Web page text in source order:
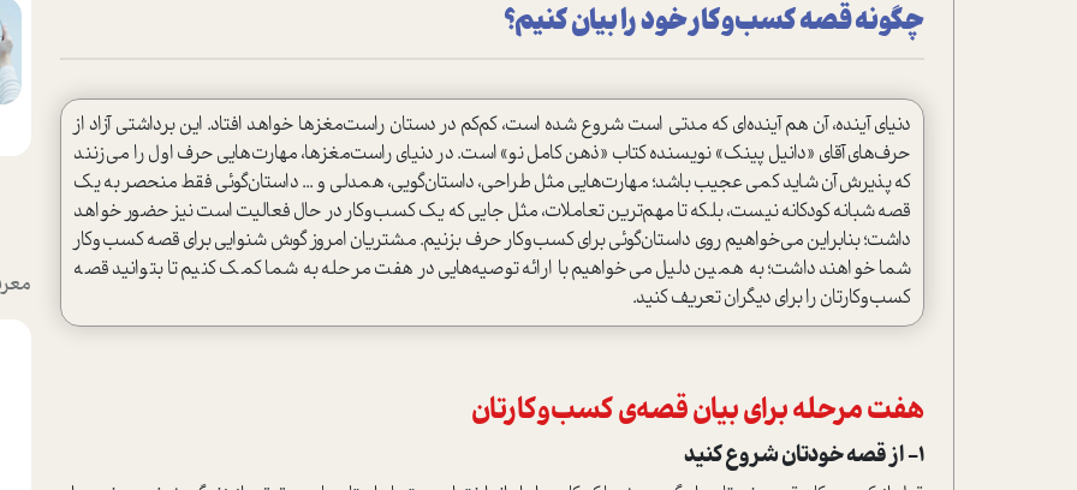
چگونه قصه کسب‌و‌کار خود را بیان کنیم؟
دنیای آینده، آن‌ هم آینده‌ای که مدتی است شروع شده است، کم‌کم در دستان راست‌مغزها خواهد افتاد. این برداشتی آزاد از
حرف‌های آقای «دانیل پینک» نویسنده کتاب «ذهن کامل نو» است. در دنیای راست‌مغزها، مهارت‌هایی حرف اول را می‌زنند
که پذیرش آن شاید کمی عجیب باشد؛ مهارت‌هایی مثل طراحی، داستان‌گویی، همدلی و ... داستان‌گوئی فقط منحصر به یک
قصه‌ شبانه‌ کودکانه نیست، بلکه تا مهم‌ترین تعاملات، مثل جایی که یک کسب‌و‌کار در حال فعالیت است نیز حضور خواهد
داشت؛ بنابراین می‌خواهیم روی داستان‌گوئی برای کسب‌وکار حرف بزنیم. مشتریان امروز گوش شنوایی برای قصه‌ کسب‌و‌کار
شما خواهند داشت؛ به همین دلیل می‌خواهیم با ارائه‌ توصیه‌هایی در هفت مرحله‌ به شما کمک کنیم تا بتوانید قصه‌
کسب‌وکارتان را برای دیگران تعریف کنید.
هفت مرحله برای بیان قصه‌‌ی کسب‌وکارتان
1- از قصه‌ خودتان شروع کنید